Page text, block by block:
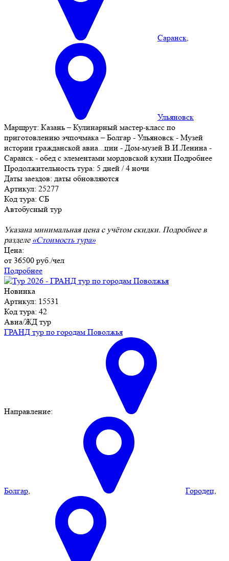
Саранск
Ульяновск
Маршрут: Казань – Кулинарный мастер-класс по
приготовлению эчпочмака – Болгар - Ульяновск - Музей
истории гражданской авиа
ции - Дом-музей В.И.Ленина -
Саранск - обед с элементами мордовской кухни Подробнее
Продолжительность тура: 5 дней / 4 ночи
Даты заездов: даты обновляются
Артикул: 25277
Код тура: СБ
Автобусный тур
Указана минимальная цена с учётом скидки. Подробнее в
разделе «Стоимость тура»
Цена:
от 36500 руб./чел
Подробнее
Новинка
Артикул: 15531
Код тура: 42
Авиа/ЖД тур
ГРАНД тур по городам Поволжья
Направление:
Болгар Городец